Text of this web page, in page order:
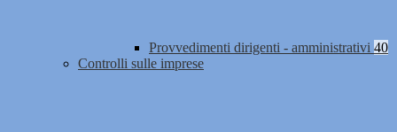
Provvedimenti dirigenti - amministrativi 40
Controlli sulle imprese